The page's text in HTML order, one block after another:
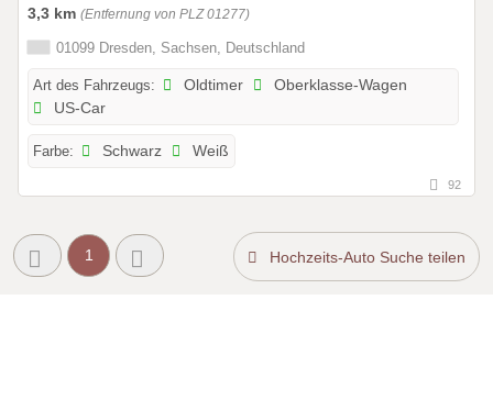
3,3 km (Entfernung von PLZ 01277)
01099 Dresden, Sachsen, Deutschland
Art des Fahrzeugs: Oldtimer
Oberklasse-Wagen
US-Car
Farbe: Schwarz Weiß
92
1 Hochzeits-Auto Suche teilen